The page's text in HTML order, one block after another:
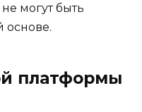
могут быть
основе.
платформы